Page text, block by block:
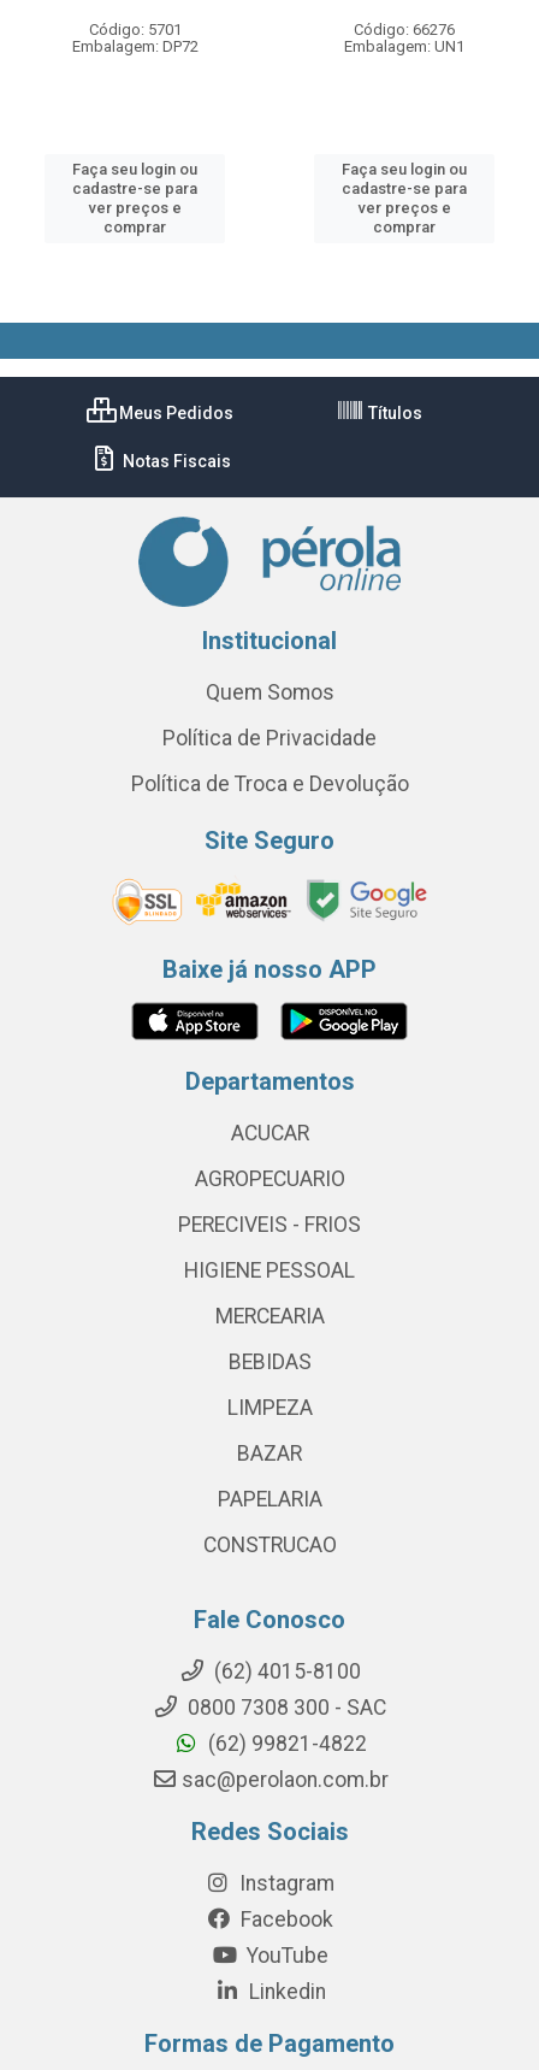
Código: 5701
Embalagem: DP72
Faça seu login ou
cadastre-se para
ver preços e
comprar
Código: 66276
Embalagem: UN1
Faça seu login ou
cadastre-se para
ver preços e
comprar
Meus Pedidos Títulos
Notas Fiscais
Institucional
Quem Somos
Política de Privacidade
Política de Troca e Devolução
Site Seguro
Baixe já nosso APP
Departamentos
ACUCAR
AGROPECUARIO
PERECIVEIS - FRIOS
HIGIENE PESSOAL
MERCEARIA
BEBIDAS
LIMPEZA
BAZAR
PAPELARIA
CONSTRUCAO
Fale Conosco
(62) 4015-8100
0800 7308 300 - SAC
(62) 99821-4822
sac@perolaon.com.br
Redes Sociais
Instagram
Facebook
YouTube
Linkedin
Formas de Pagamento